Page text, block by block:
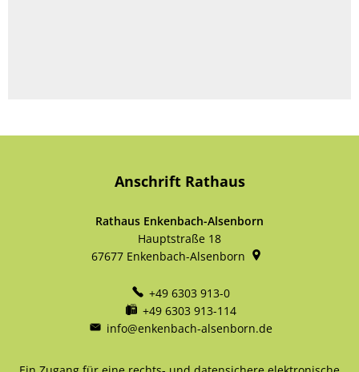
Anschrift Rathaus
Rathaus Enkenbach-Alsenborn
Hauptstraße 18
67677 Enkenbach-Alsenborn
+49 6303 913-0
+49 6303 913-114
info@enkenbach-alsenborn.de